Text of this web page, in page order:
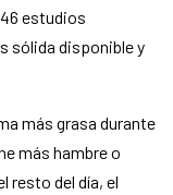
estudios
sólida disponible y
más grasa durante
más hambre o
resto del día, el